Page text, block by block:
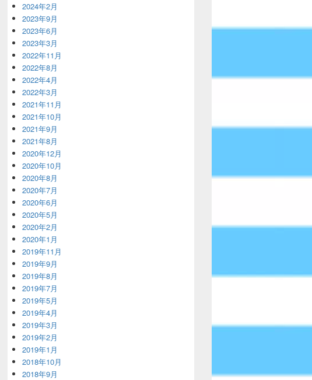
2024年2月
2023年9月
2023年6月
2023年3月
2022年11月
2022年8月
2022年4月
2022年3月
2021年11月
2021年10月
2021年9月
2021年8月
2020年12月
2020年10月
2020年8月
2020年7月
2020年6月
2020年5月
2020年2月
2020年1月
2019年11月
2019年9月
2019年8月
2019年7月
2019年5月
2019年4月
2019年3月
2019年2月
2019年1月
2018年10月
2018年9月